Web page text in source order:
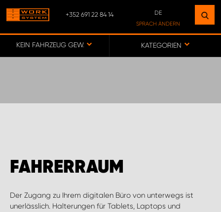
+352 691 22 84 14 DE
SPRACH ÄNDERN
KEIN FAHRZEUG GEWÄHLT KATEGORIEN
FAHRERRAUM
Der Zugang zu Ihrem digitalen Büro von unterwegs ist
unerlässlich. Halterungen für Tablets, Laptops und
FINDEN SIE EINEN STANDORT
IN IHRER NÄHE